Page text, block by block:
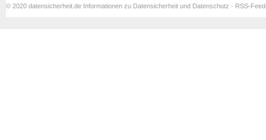
© 2020 datensicherheit.de Informationen zu Datensicherheit und Datenschutz - RSS-